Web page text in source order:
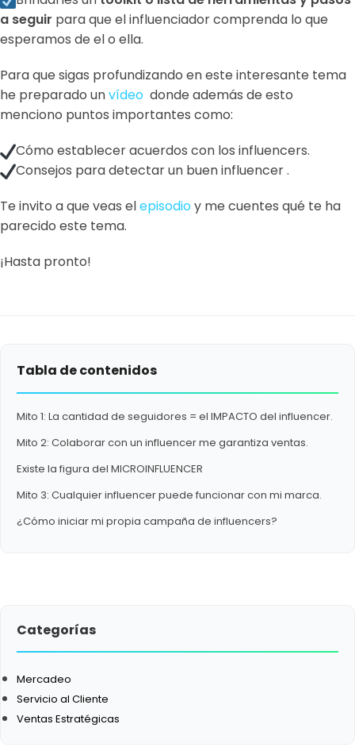
a seguir para que el influenciador comprenda lo que
esperamos de el o ella.
Para que sigas profundizando en este interesante tema
he preparado unvídeo donde además de esto
menciono puntos importantes como:
Cómo establecer acuerdos con los influencers.
Consejos para detectar un buen influencer .
Te invito a que veas elepisodioy me cuentes qué te ha
parecido este tema.
¡Hasta pronto!
Tabla de contenidos
Mito 1: La cantidad de seguidores = el IMPACTO del influencer.
Mito 2: Colaborar con un influencer me garantiza ventas.
Existe la figura del MICROINFLUENCER
Mito 3: Cualquier influencer puede funcionar con mi marca.
¿Cómo iniciar mi propia campaña de influencers?
Categorías
Mercadeo
Servicio al Cliente
Ventas Estratégicas